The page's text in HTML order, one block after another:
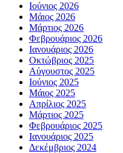
Ιούνιος 2026
Μάιος 2026
Μάρτιος 2026
Φεβρουάριος 2026
Ιανουάριος 2026
Οκτώβριος 2025
Αύγουστος 2025
Ιούνιος 2025
Μάιος 2025
Απρίλιος 2025
Μάρτιος 2025
Φεβρουάριος 2025
Ιανουάριος 2025
Δεκέμβριος 2024